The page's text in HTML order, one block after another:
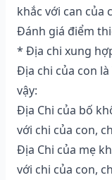
khắc với can của
Đánh giá điểm
* Địa chi xung
Địa chi của con
vậy:
Địa Chi của bố
với chi của con,
Địa Chi của mẹ
với chi của con,